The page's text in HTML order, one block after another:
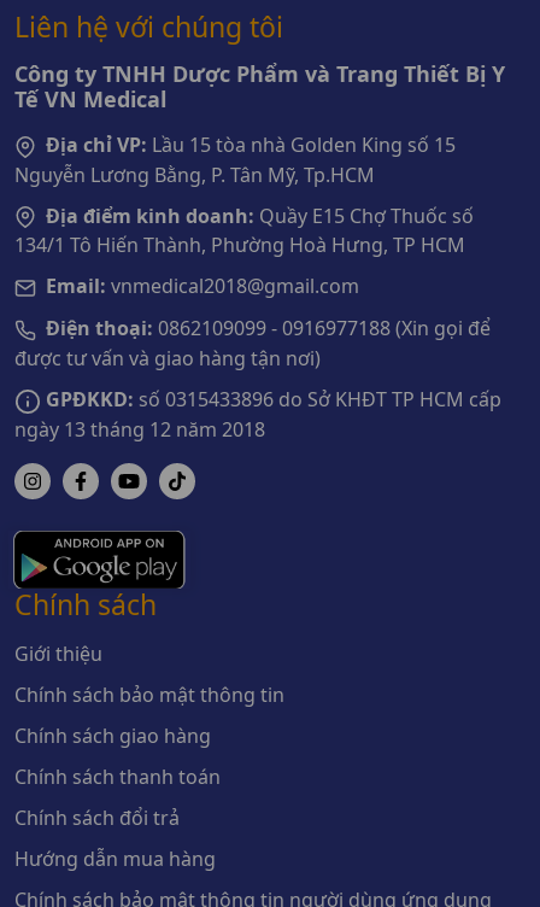
Liên hệ với chúng tôi
Công ty TNHH Dược Phẩm và Trang Thiết Bị Y
Tế VN Medical
Địa chỉ VP: Lầu 15 tòa nhà Golden King số 15
Nguyễn Lương Bằng, P. Tân Mỹ, Tp.HCM
Địa điểm kinh doanh: Quầy E15 Chợ Thuốc số
134/1 Tô Hiến Thành, Phường Hoà Hưng, TP HCM
Email: vnmedical2018@gmail.com
Điện thoại: 0862109099 - 0916977188 (Xin gọi để
được tư vấn và giao hàng tận nơi)
GPĐKKD: số 0315433896 do Sở KHĐT TP HCM cấp
ngày 13 tháng 12 năm 2018
Chính sách
Giới thiệu
Chính sách bảo mật thông tin
Chính sách giao hàng
Chính sách thanh toán
Chính sách đổi trả
Hướng dẫn mua hàng
Chính sách bảo mật thông tin người dùng ứng dụng